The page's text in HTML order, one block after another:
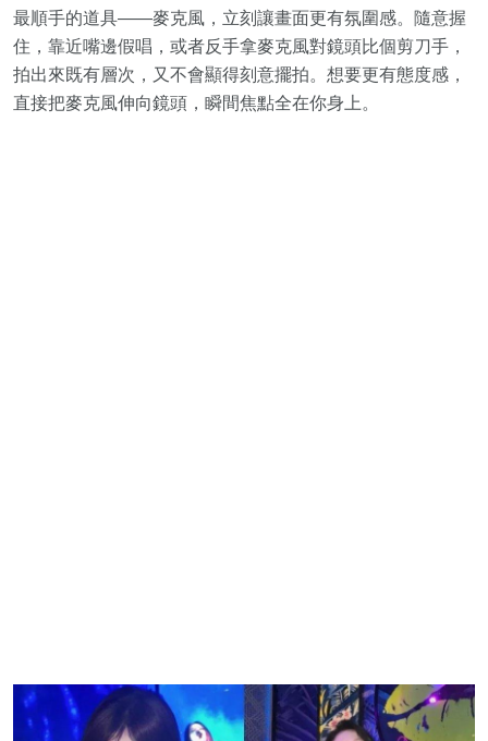
最順手的道具——麥克風，立刻讓畫面更有氛圍感。隨意握
住，靠近嘴邊假唱，或者反手拿麥克風對鏡頭比個剪刀手，
拍出來既有層次，又不會顯得刻意擺拍。想要更有態度感，
直接把麥克風伸向鏡頭，瞬間焦點全在你身上。